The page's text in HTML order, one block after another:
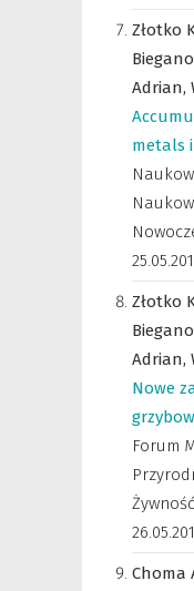
Złotko
Adrian,
metals
Złotko
Adrian,
Nowe
Forum
Choma